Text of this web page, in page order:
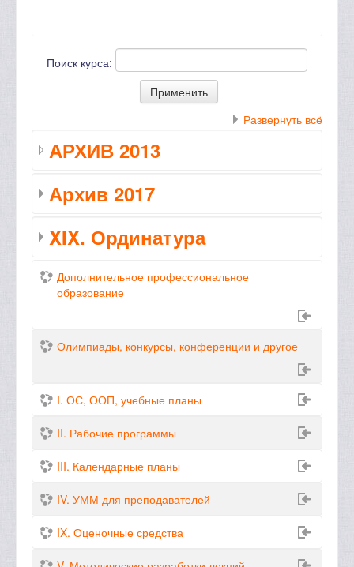
Поиск курса:
Развернуть всё
АРХИВ 2013
Архив 2017
XIX. Ординатура
Дополнительное профессиональное
образование
Олимпиады, конкурсы, конференции и другое
I. ОС, ООП, учебные планы
II. Рабочие программы
III. Календарные планы
IV. УММ для преподавателей
IX. Оценочные средства